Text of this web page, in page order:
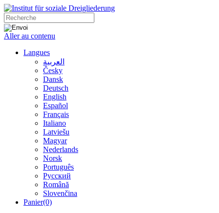
Aller au contenu
Langues
العربية
Česky
Dansk
Deutsch
English
Español
Français
Italiano
Latviešu
Magyar
Nederlands
Norsk
Português
Русский
Română
Slovenčina
Panier(0)